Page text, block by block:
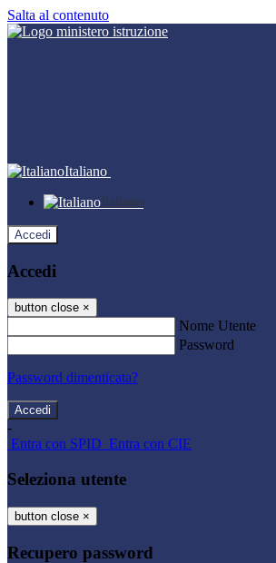
Salta al contenuto
Italiano
Italiano
Accedi
Accedi
button close ×
Nome Utente
Password
Password dimenticata?
-
Entra con SPID Entra con CIE
Seleziona utente
button close ×
Recupero password